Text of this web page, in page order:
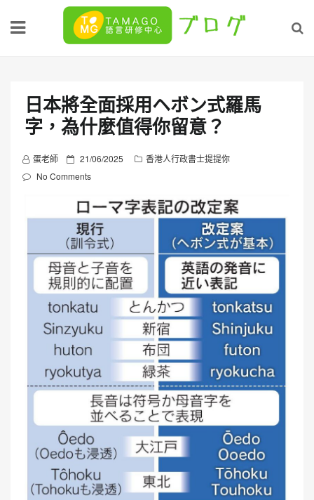
日本將全面採用ヘボン式羅馬
字，為什麼值得你留意？
蛋老師
P
o
e
d
o
n
21/06/2025
香港人行政書士提提你
No Comments